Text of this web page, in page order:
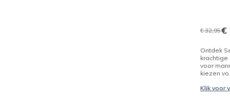
€ 32,95€
Ontdek
krachtige
voor
kiezen vo...
Klik voor